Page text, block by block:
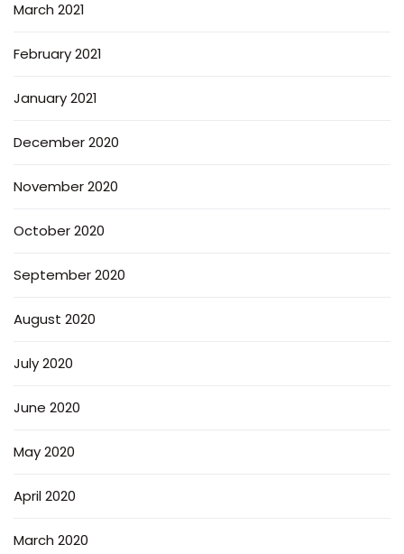
March 2021
February 2021
January 2021
December 2020
November 2020
October 2020
September 2020
August 2020
July 2020
June 2020
May 2020
April 2020
March 2020